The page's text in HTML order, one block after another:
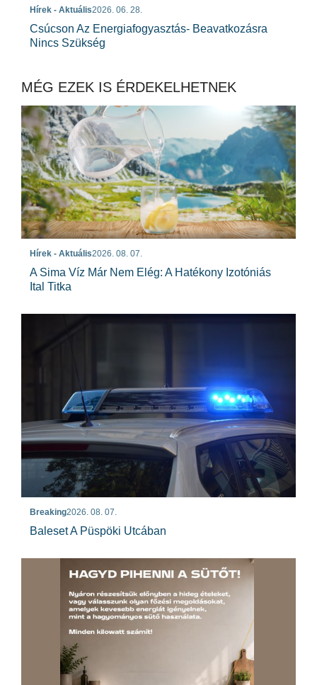
Hírek - Aktuális2026. 06. 28.
Csúcson Az Energiafogyasztás- Beavatkozásra
Nincs Szükség
MÉG EZEK IS ÉRDEKELHETNEK
Hírek - Aktuális2026. 08. 07.
A Sima Víz Már Nem Elég: A Hatékony Izotóniás
Ital Titka
Breaking2026. 08. 07.
Baleset A Püspöki Utcában